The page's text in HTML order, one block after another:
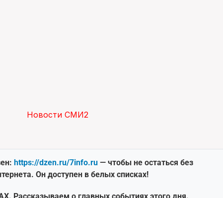
Новости СМИ2
https://dzen.ru/7info.ru — чтобы не остаться без
Он доступен в белых списках!